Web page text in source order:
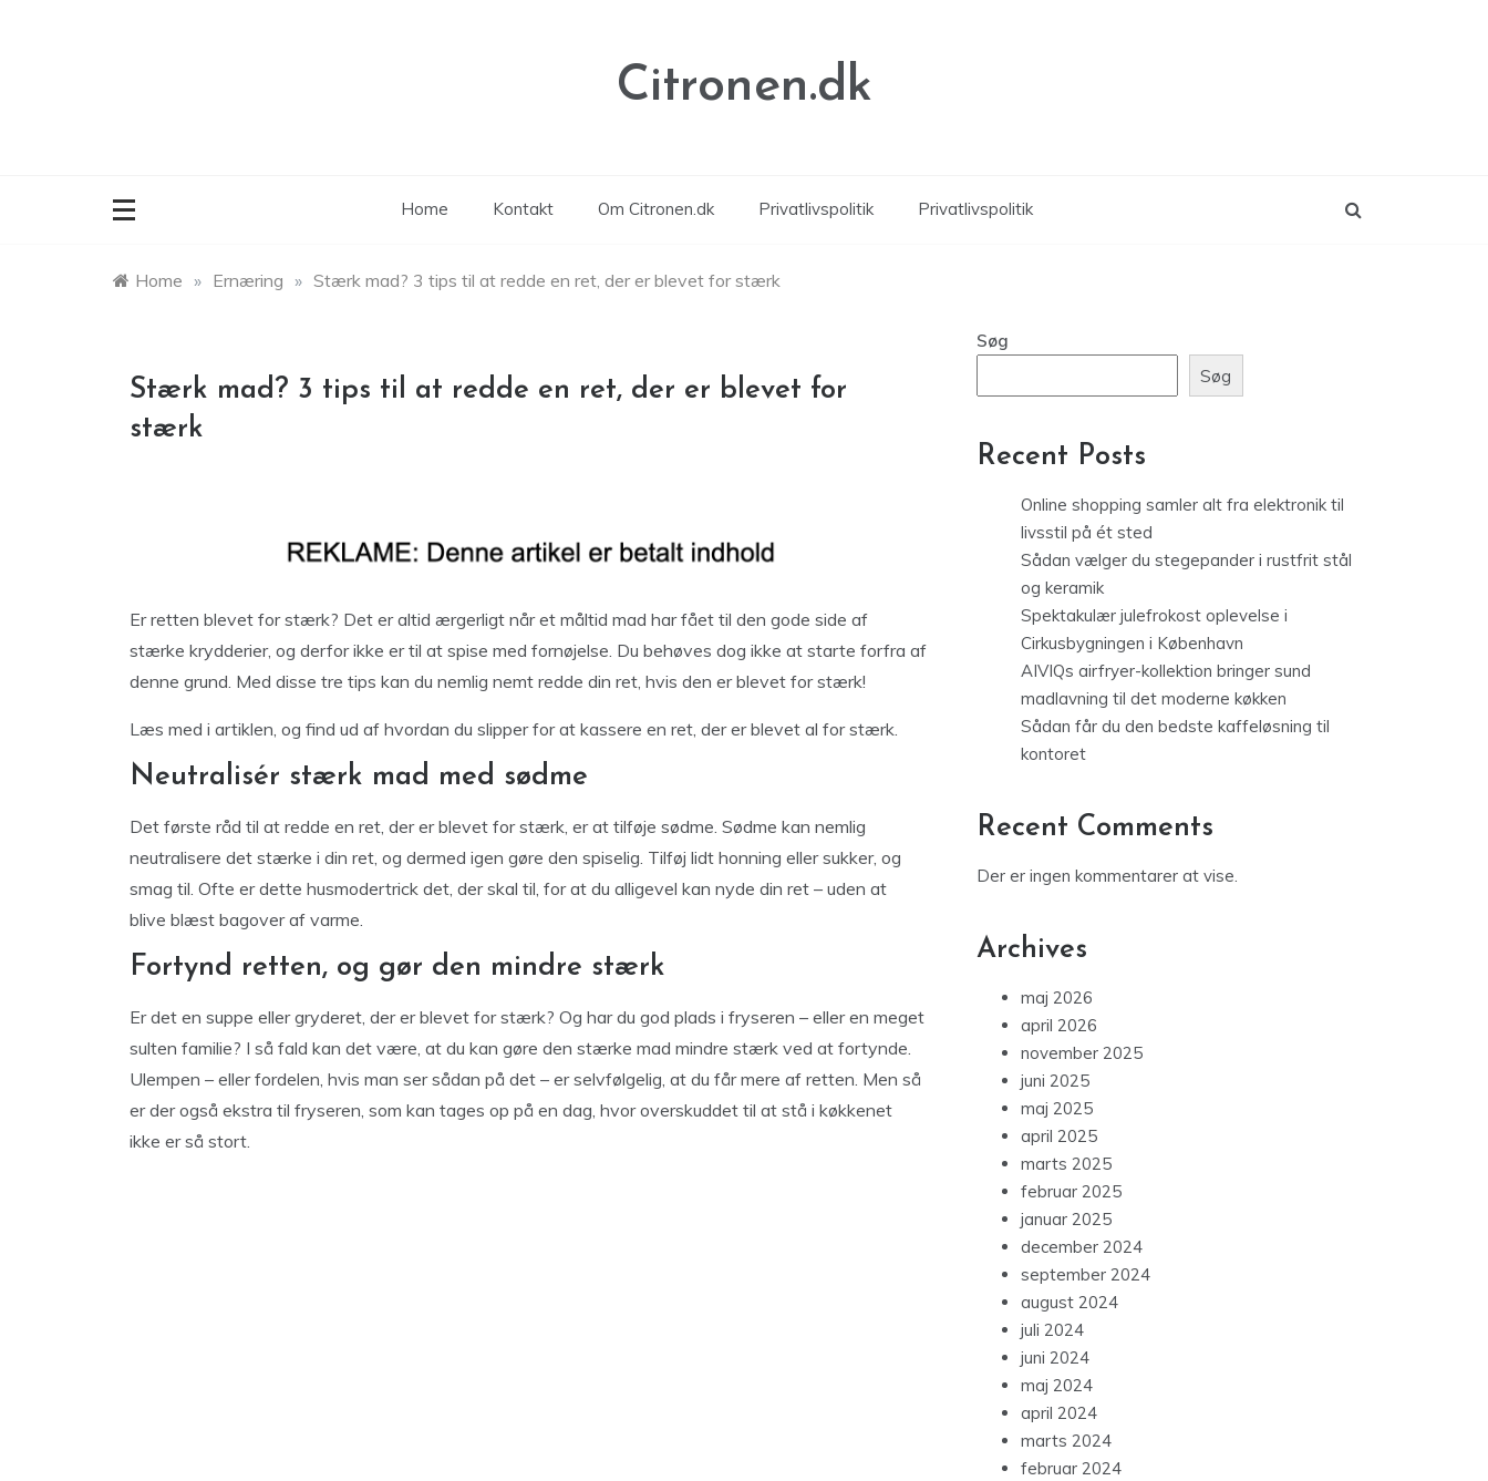
Citronen.dk
Home Kontakt Om Citronen.dk Privatlivspolitik Privatlivspolitik
Home » Ernæring » Stærk mad? 3 tips til at redde en ret, der er blevet for stærk
Stærk mad? 3 tips til at redde en ret, der er blevet for
stærk
Er retten blevet for stærk? Det er altid ærgerligt når et måltid mad har fået til den gode side af
stærke krydderier, og derfor ikke er til at spise med fornøjelse. Du behøves dog ikke at starte forfra af
denne grund. Med disse tre tips kan du nemlig nemt redde din ret, hvis den er blevet for stærk!
Læs med i artiklen, og find ud af hvordan du slipper for at kassere en ret, der er blevet al for stærk.
Neutralisér stærk mad med sødme
Det første råd til at redde en ret, der er blevet for stærk, er at tilføje sødme. Sødme kan nemlig
neutralisere det stærke i din ret, og dermed igen gøre den spiselig. Tilføj lidt honning eller sukker, og
smag til. Ofte er dette husmodertrick det, der skal til, for at du alligevel kan nyde din ret – uden at
blive blæst bagover af varme.
Fortynd retten, og gør den mindre stærk
Er det en suppe eller gryderet, der er blevet for stærk? Og har du god plads i fryseren – eller en meget
sulten familie? I så fald kan det være, at du kan gøre den stærke mad mindre stærk ved at fortynde.
Ulempen – eller fordelen, hvis man ser sådan på det – er selvfølgelig, at du får mere af retten. Men så
er der også ekstra til fryseren, som kan tages op på en dag, hvor overskuddet til at stå i køkkenet
ikke er så stort.
Søg
Søg
Recent Posts
Online shopping samler alt fra elektronik til
livsstil på ét sted
Sådan vælger du stegepander i rustfrit stål
og keramik
Spektakulær julefrokost oplevelse i
Cirkusbygningen i København
AIVIQs airfryer-kollektion bringer sund
madlavning til det moderne køkken
Sådan får du den bedste kaffeløsning til
kontoret
Recent Comments
Der er ingen kommentarer at vise.
Archives
maj 2026
april 2026
november 2025
juni 2025
maj 2025
april 2025
marts 2025
februar 2025
januar 2025
december 2024
september 2024
august 2024
juli 2024
juni 2024
maj 2024
april 2024
marts 2024
februar 2024